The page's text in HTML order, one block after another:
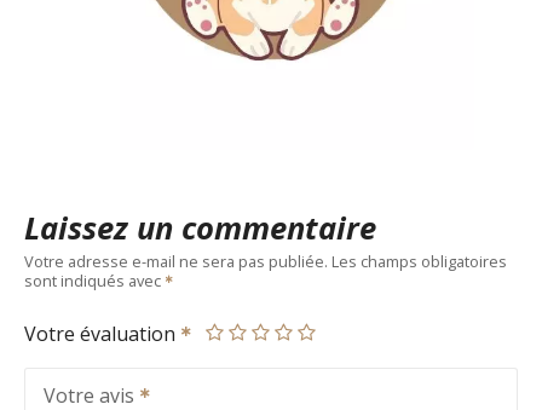
Laissez un commentaire
Votre adresse e-mail ne sera pas publiée. Les champs obligatoires
sont indiqués avec
Votre évaluation
Votre avis